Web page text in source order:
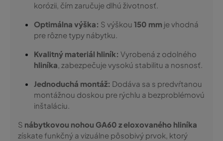
korózii, čím zaručuje dlhú životnosť.
Optimálna výška: S výškou 150 mm je vhodná
pre rôzne typy nábytku.
Kvalitný materiál hliník: Vyrobená z odolného
hliníka, zabezpečuje vysokú stabilitu a nosnosť.
Jednoduchá montáž: Dodáva sa s predvŕtanou
montážnou doskou pre rýchlu a bezproblémovú
inštaláciu.
S nábytkovou nohou GA60 z eloxovaného hliníka
získate funkčný a vizuálne pôsobivý prvok, ktorý